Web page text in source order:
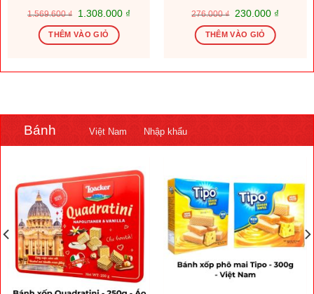
1.569.600₫
Giá
là:
1.569.600 ₫.
1.308.000 ₫Giá
THÊM VÀO GIỎ
276.000₫
Giá
là:
276.000 ₫.
230.000 ₫Giá
THÊM VÀO GIỎ
Bánh Việt Nam Nhập khẩu